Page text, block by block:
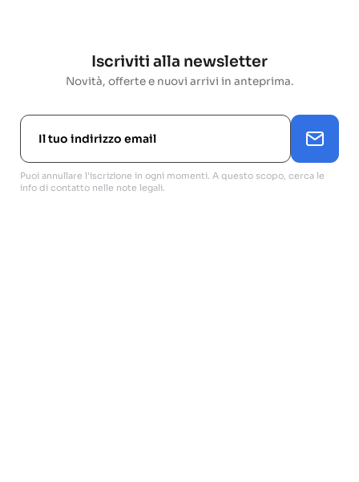
Iscriviti alla newsletter
Novità, offerte e nuovi arrivi in anteprima.
Puoi annullare l'iscrizione in ogni momenti. A questo scopo, cerca le
info di contatto nelle note legali.